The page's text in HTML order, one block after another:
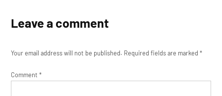
Leave a comment
Your email address will not be published. Required fields are marked*
Comment*